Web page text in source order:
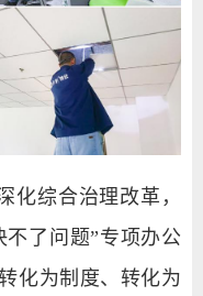
化综合治理改革，
不了问题”专项办公
化为制度、转化为